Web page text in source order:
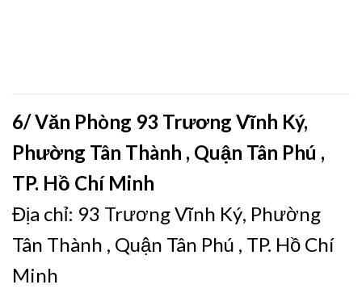
6/ Văn Phòng 93 Trương Vĩnh Ký,
Phường Tân Thành , Quận Tân Phú ,
TP. Hồ Chí Minh
Địa chỉ: 93 Trương Vĩnh Ký, Phường
Tân Thành , Quận Tân Phú , TP. Hồ Chí
Minh